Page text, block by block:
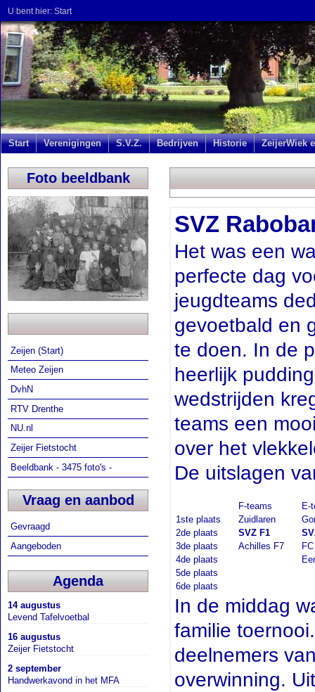
U bent hier: Start
Start Verenigingen S.V.Z. Bedrijven Historie ZeijerWiek
Foto beeldbank
Zeijen (Start)
Meteo Zeijen
DvhN
RTV Drenthe
NU.nl
Zeijer Fietstocht
Beeldbank - 3475 foto's -
Vraag en aanbod
Gevraagd
Aangeboden
Agenda
14 augustus
Levend Tafelvoetbal
16 augustus
Zeijer Fietstocht
2 september
Handwerkavond in het MFA
SVZ
Het was een
perfecte dag
jeugdteams
gevoetbald en
te doen. In de
heerlijk
wedstrijden
teams een
over het
De uitslagen
F-teams
E-
1ste plaats
Zuidlaren
2de plaats
SVZ F1
3de plaats
Achilles F7
4de plaats
5de plaats
6de plaats
In de middag
familie
deelnemers
overwinning.